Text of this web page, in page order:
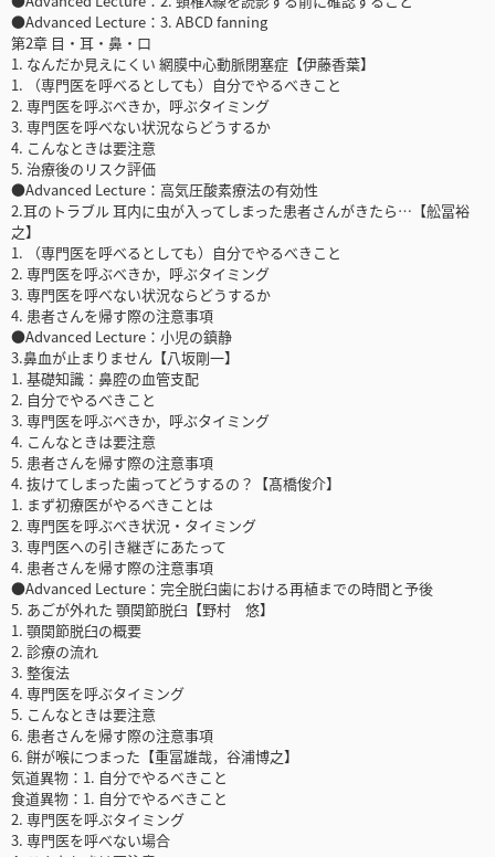
●Advanced Lecture：3. ABCD fanning
第2章 目・耳・鼻・口
1. なんだか見えにくい 網膜中心動脈閉塞症【伊藤香葉】
1. （専門医を呼べるとしても）自分でやるべきこと
2. 専門医を呼ぶべきか，呼ぶタイミング
3. 専門医を呼べない状況ならどうするか
4. こんなときは要注意
5. 治療後のリスク評価
●Advanced Lecture：高気圧酸素療法の有効性
2.耳のトラブル 耳内に虫が入ってしまった患者さんがきたら…【舩冨裕
之】
1. （専門医を呼べるとしても）自分でやるべきこと
2. 専門医を呼ぶべきか，呼ぶタイミング
3. 専門医を呼べない状況ならどうするか
4. 患者さんを帰す際の注意事項
●Advanced Lecture：小児の鎮静
3.鼻血が止まりません【八坂剛一】
1. 基礎知識：鼻腔の血管支配
2. 自分でやるべきこと
3. 専門医を呼ぶべきか，呼ぶタイミング
4. こんなときは要注意
5. 患者さんを帰す際の注意事項
4. 抜けてしまった歯ってどうするの？【髙橋俊介】
1. まず初療医がやるべきことは
2. 専門医を呼ぶべき状況・タイミング
3. 専門医への引き継ぎにあたって
4. 患者さんを帰す際の注意事項
●Advanced Lecture：完全脱臼歯における再植までの時間と予後
5. あごが外れた 顎関節脱臼【野村 悠】
1. 顎関節脱臼の概要
2. 診療の流れ
3. 整復法
4. 専門医を呼ぶタイミング
5. こんなときは要注意
6. 患者さんを帰す際の注意事項
6. 餅が喉につまった【重冨雄哉，谷浦博之】
気道異物：1. 自分でやるべきこと
食道異物：1. 自分でやるべきこと
2. 専門医を呼ぶタイミング
3. 専門医を呼べない場合